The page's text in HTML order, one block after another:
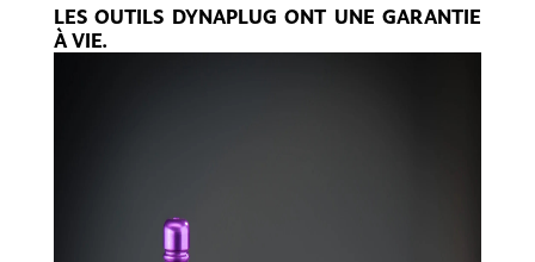
LES OUTILS DYNAPLUG ONT UNE GARANTIE
À VIE.